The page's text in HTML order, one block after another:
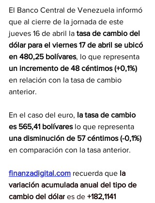
El Banco Central de Venezuela informó
que al cierre de la jornada de este
jueves 16 de abril la tasa de cambio del
dólar para el viernes 17 de abril se ubicó
en 480,25 bolívares, lo que representa
un incremento de 48 céntimos (+0,1%)
en relación con la tasa de cambio
anterior.
En el caso del euro, la tasa de cambio
es 565,41 bolívares lo que representa
una disminución de 57 céntimos (-0,1%)
en comparación con la tasa anterior.
finanzadigital.com recuerda que la
variación acumulada anual del tipo de
cambio del dólar es de +182,1141